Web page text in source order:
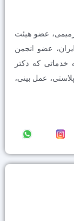
عضو هيئت
عضو انجمن
خدماتی که دکتر
عمل بینی،